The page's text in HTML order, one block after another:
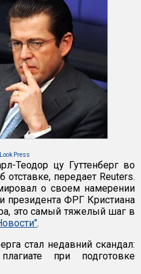
Press
Теодор цу Гуттенберг во
передает Reuters.
о своем намерении
президента ФРГ Кристиана
это самый тяжелый шаг в
.
стал недавний скандал:
при подготовке